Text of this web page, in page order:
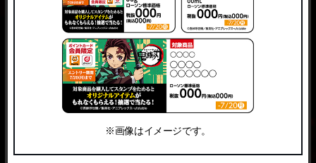
※画像はイメージです。